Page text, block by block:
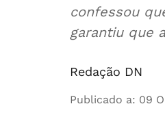
confessou
garantiu que
Redação DN
Publicado a: 09